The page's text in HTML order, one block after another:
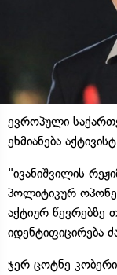
ევროპული
ეხმიანება
"ივანიშვილის
პოლიტიკურ
აქტიურ წევრებზე
იდენტიფიცირება
ჯერ ცოტნე